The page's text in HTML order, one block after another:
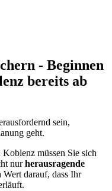
- Beginnen
bereits ab
sein,
geht.
müssen Sie sich
nurherausragende
Wert darauf, dass Ihr